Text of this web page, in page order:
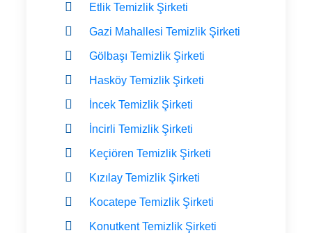
Etlik Temizlik Şirketi
Gazi Mahallesi Temizlik Şirketi
Gölbaşı Temizlik Şirketi
Hasköy Temizlik Şirketi
İncek Temizlik Şirketi
İncirli Temizlik Şirketi
Keçiören Temizlik Şirketi
Kızılay Temizlik Şirketi
Kocatepe Temizlik Şirketi
Konutkent Temizlik Şirketi